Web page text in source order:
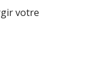
votre